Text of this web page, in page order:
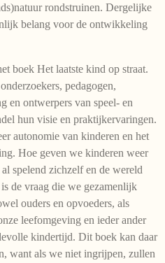
rondstruinen. Dergelijke
belang voor de ontwikkeling
boek Het laatste kind op straat.
pedagogen,
en ontwerpers van speel- en
hun visie en praktijkervaringen.
autonomie van kinderen en het
Hoe geven we kinderen weer
spelend zichzelf en de wereld
de vraag die we gezamenlijk
ouders en opvoeders, als
leefomgeving en ieder ander
kindertijd. Dit boek kan daar
want als we niet ingrijpen, zullen